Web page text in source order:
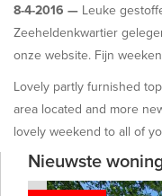
8-4-2016 — Leuke
Zeeheldenkwartier
onze website. Fijn
Lovely partly furnished
area located and more
lovely weekend to all of
Nieuwste